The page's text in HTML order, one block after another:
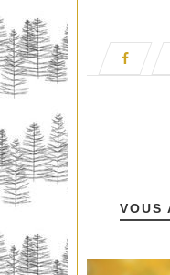
VOUS